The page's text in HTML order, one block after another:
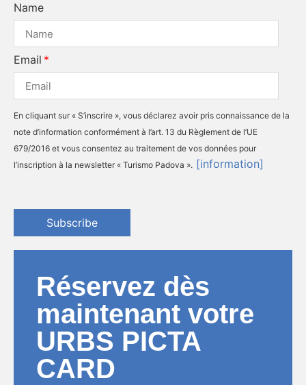
Name
Email
En cliquant sur « S’inscrire », vous déclarez avoir pris connaissance de la
note d’information conformément à l’art. 13 du Règlement de l’UE
679/2016 et vous consentez au traitement de vos données pour
l’inscription à la newsletter « Turismo Padova ». [information]
Subscribe
Réservez dès
maintenant votre
URBS PICTA
CARD